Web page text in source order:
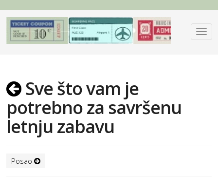
Sve što vam je
potrebno za savršenu
letnju zabavu
Posao